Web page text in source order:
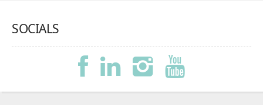
SOCIALS